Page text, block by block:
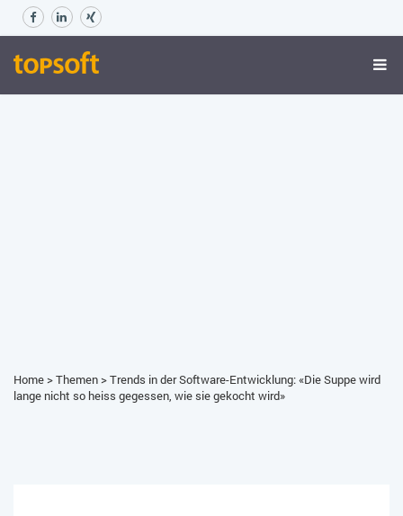
Home>Themen>Trends in der Software-Entwicklung: «Die Suppe wird
lange nicht so heiss gegessen, wie sie gekocht wird»